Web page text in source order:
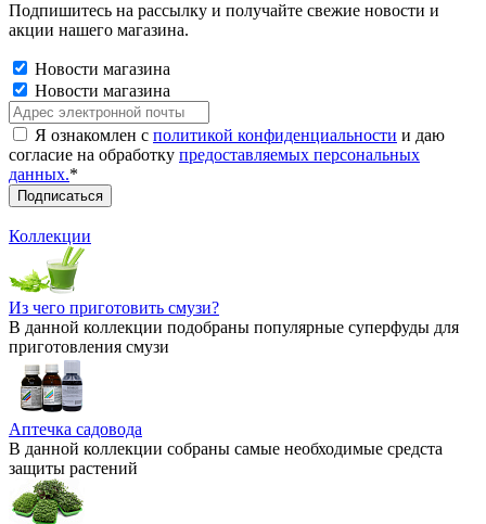
Подпишитесь на рассылку и получайте свежие новости и
акции нашего магазина.
Новости магазина
Новости магазина
Я ознакомлен с политикой конфиденциальности и даю
согласие на обработку предоставляемых персональных
данных.*
Коллекции
Из чего приготовить смузи?
В данной коллекции подобраны популярные суперфуды для
приготовления смузи
Аптечка садовода
В данной коллекции собраны самые необходимые средста
защиты растений